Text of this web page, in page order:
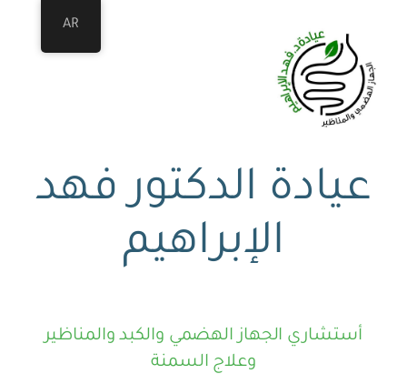
عيادة الدكتور فهد
الإبراهيم
أستشاري الجهاز الهضمي والكبد والمناظير
وعلاج السمنة
AR